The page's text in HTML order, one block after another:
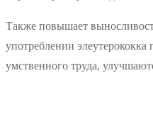
Также повышает
употреблении
умственного труда,